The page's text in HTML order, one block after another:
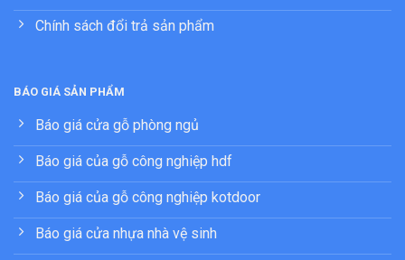
Chính sách đổi trả sản phẩm
BÁO GIÁ SẢN PHẨM
Báo giá cửa gỗ phòng ngủ
Báo giá của gỗ công nghiệp hdf
Báo giá của gỗ công nghiệp kotdoor
Báo giá cửa nhựa nhà vệ sinh